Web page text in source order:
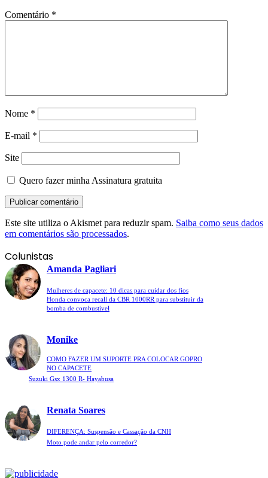
Comentário *
Nome *
E-mail *
Site
Quero fazer minha Assinatura gratuita
Este site utiliza o Akismet para reduzir spam. Saiba como seus dados
em comentários são processados.
Colunistas
Amanda Pagliari
Mulheres de capacete: 10 dicas para cuidar dos fios
Honda convoca recall da CBR 1000RR para substituir da
bomba de combustível
Monike
COMO FAZER UM SUPORTE PRA COLOCAR GOPRO
NO CAPACETE
Suzuki Gsx 1300 R- Hayabusa
Renata Soares
DIFERENÇA: Suspensão e Cassação da CNH
Moto pode andar pelo corredor?